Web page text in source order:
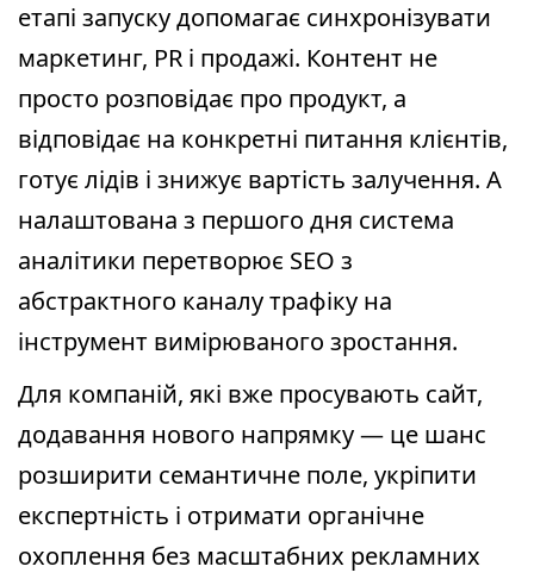
етапі запуску допомагає синхронізувати
маркетинг, PR і продажі. Контент не
просто розповідає про продукт, а
відповідає на конкретні питання клієнтів,
готує лідів і знижує вартість залучення. А
налаштована з першого дня система
аналітики перетворює SEO з
абстрактного каналу трафіку на
інструмент вимірюваного зростання.
Для компаній, які вже просувають сайт,
додавання нового напрямку — це шанс
розширити семантичне поле, укріпити
експертність і отримати органічне
охоплення без масштабних рекламних